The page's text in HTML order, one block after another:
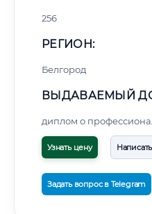
256
РЕГИОН:
Белгород
ВЫДАВАЕМЫЙ
диплом о
Узнать цену
Задать вопрос в Telegram